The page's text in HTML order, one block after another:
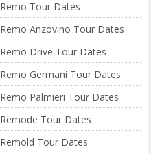
Remo Tour Dates
Remo Anzovino Tour Dates
Remo Drive Tour Dates
Remo Germani Tour Dates
Remo Palmieri Tour Dates
Remode Tour Dates
Remold Tour Dates